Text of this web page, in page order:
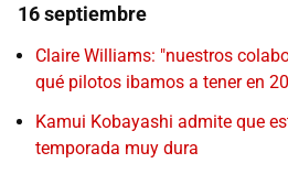
16 septiembre
Claire Williams: "nuestros
qué pilotos ibamos a tener en
Kamui Kobayashi admite que
temporada muy dura